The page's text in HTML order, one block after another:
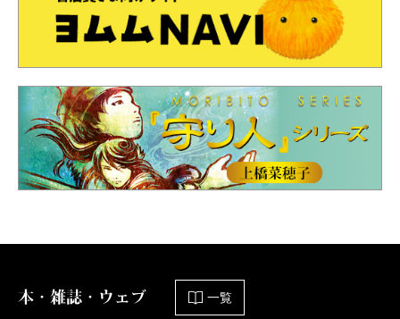
本・雑誌・ウェブ 一覧